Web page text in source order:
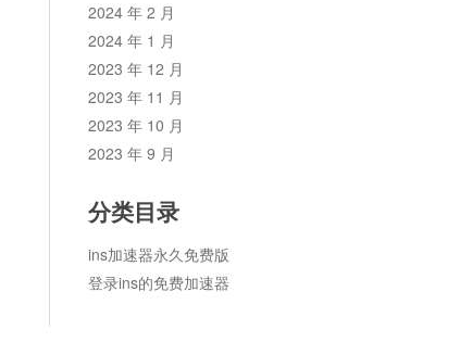
2024 年 2 月
2024 年 1 月
2023 年 12 月
2023 年 11 月
2023 年 10 月
2023 年 9 月
分类目录
ins加速器永久免费版
登录ins的免费加速器